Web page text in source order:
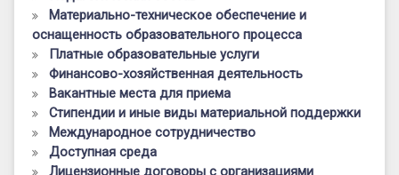
Материально-техническое обеспечение и
оснащенность образовательного процесса
Платные образовательные услуги
Финансово-хозяйственная деятельность
Вакантные места для приема
Стипендии и иные виды материальной поддержки
Международное сотрудничество
Доступная среда
Лицензионные договоры с организациями